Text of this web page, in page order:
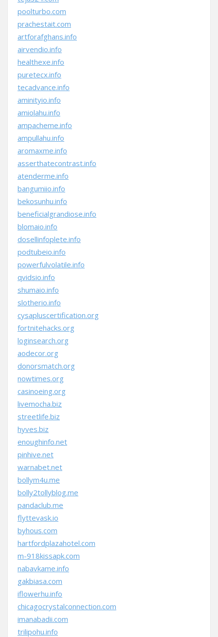
poolturbo.com
prachestait.com
artforafghans.info
airvendio.info
healthexe.info
puretecx.info
tecadvance.info
aminityio.info
amiolahu.info
ampacheme.info
ampullahu.info
aromaxme.info
asserthatecontrast.info
atenderme.info
bangumiio.info
bekosunhu.info
beneficialgrandiose.info
blomaio.info
dosellinfoplete.info
podtubeio.info
powerfulvolatile.info
qvidsio.info
shumaio.info
slotherio.info
cysapluscertification.org
fortnitehacks.org
loginsearch.org
aodecor.org
donorsmatch.org
nowtimes.org
casinoeing.org
livemocha.biz
streetlife.biz
hyves.biz
enoughinfo.net
pinhive.net
warnabet.net
bollym4u.me
bolly2tollyblog.me
pandaclub.me
flyttevask.io
byhous.com
hartfordplazahotel.com
m-918kissapk.com
nabavkame.info
gakbiasa.com
iflowerhu.info
chicagocrystalconnection.com
imanabadii.com
trilipohu.info